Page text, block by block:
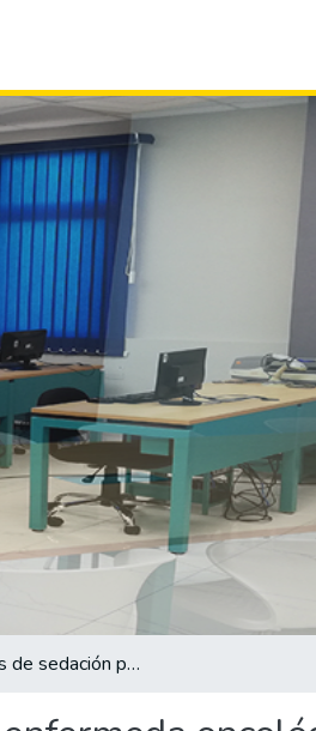
Indicaciones de sedación paliativa en pacientes con enfermeda oncológica avanzada ingresados en el Hospital Divina Providencia de Noviembre 2014 a Abril 2015